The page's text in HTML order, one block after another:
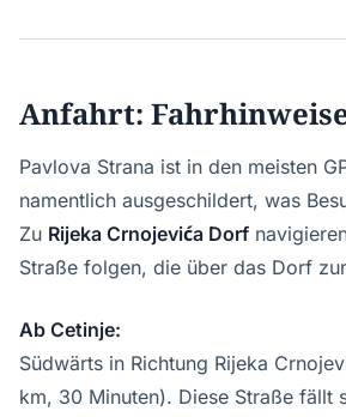
Anfahrt:
Pavlova Strana ist in den meisten
namentlich ausgeschildert, was
Zu Rijeka Crnojevića Dorf
Straße folgen, die über das Dorf
Ab Cetinje:
Südwärts in Richtung Rijeka
km, 30 Minuten). Diese Straße fällt